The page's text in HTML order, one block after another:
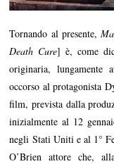
Tornando al presente,
Death Cure] è, come
originaria, lungamente
occorso al protagonista
film, prevista dalla
inizialmente al 12
negli Stati Uniti e al 1°
O’Brien attore che,